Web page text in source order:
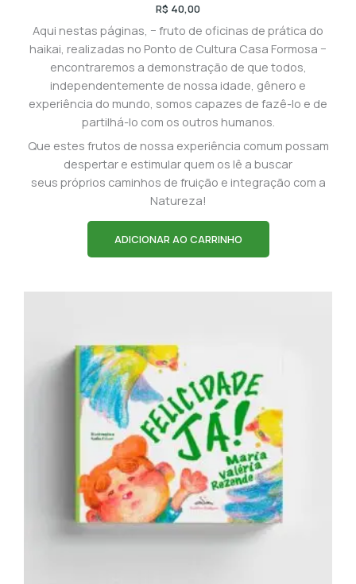
R$ 40,00
Aqui nestas páginas, − fruto de oficinas de prática do
haikai, realizadas no Ponto de Cultura Casa Formosa −
encontraremos a demonstração de que todos,
independentemente de nossa idade, gênero e
experiência do mundo, somos capazes de fazê-lo e de
partilhá-lo com os outros humanos.
Que estes frutos de nossa experiência comum possam
despertar e estimular quem os lê a buscar
seus próprios caminhos de fruição e integração com a
Natureza!
ADICIONAR AO CARRINHO